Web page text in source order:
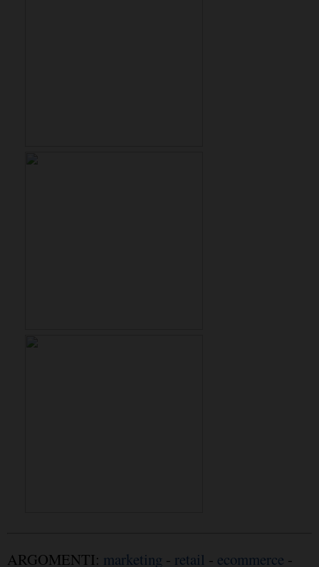
ARGOMENTI: marketing - retail - ecommerce -